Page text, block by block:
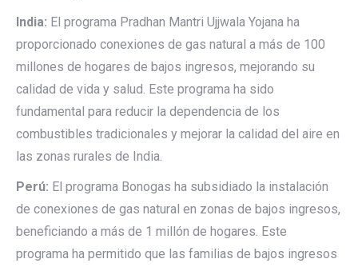
India: El programa Pradhan Mantri Ujjwala Yojana ha
proporcionado conexiones de gas natural a más de 100
millones de hogares de bajos ingresos, mejorando su
calidad de vida y salud. Este programa ha sido
fundamental para reducir la dependencia de los
combustibles tradicionales y mejorar la calidad del aire en
las zonas rurales de India.
Perú: El programa Bonogas ha subsidiado la instalación
de conexiones de gas natural en zonas de bajos ingresos,
beneficiando a más de 1 millón de hogares. Este
programa ha permitido que las familias de bajos ingresos